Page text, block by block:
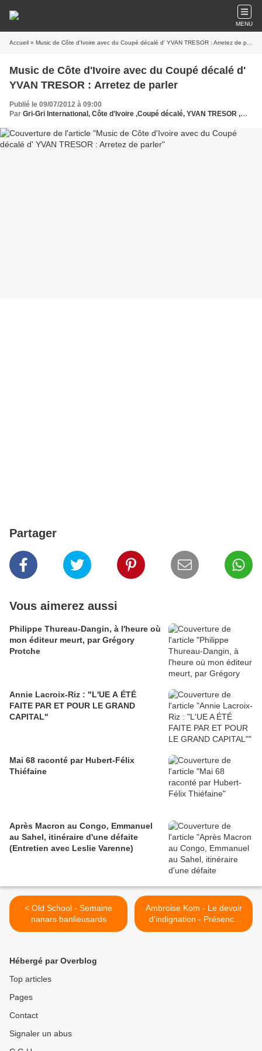
MENU
Accueil » Music de Côte d'Ivoire avec du Coupé décalé d' YVAN TRESOR : Arretez de parler
Music de Côte d'Ivoire avec du Coupé décalé d'
YVAN TRESOR : Arretez de parler
Publié le 09/07/2012 à 09:00
Par Gri-Gri International, Côte d'Ivoire ,Coupé décalé, YVAN TRESOR ,Ma solange Oussou
Partager
Vous aimerez aussi
Philippe Thureau-Dangin, à l'heure où
mon éditeur meurt, par Grégory
Protche
Annie Lacroix-Riz : "L'UE A ÉTÉ
FAITE PAR ET POUR LE GRAND
CAPITAL"
Mai 68 raconté par Hubert-Félix
Thiéfaine
Après Macron au Congo, Emmanuel
au Sahel, itinéraire d'une défaite
(Entretien avec Leslie Varenne)
< Old School - Semaine
nanars banlieusards
Ambroise Kom - Le devoir
d'indignation - Présence
africaine 6 juillet 2012 >
Hébergé par Overblog
Top articles
Pages
Contact
Signaler un abus